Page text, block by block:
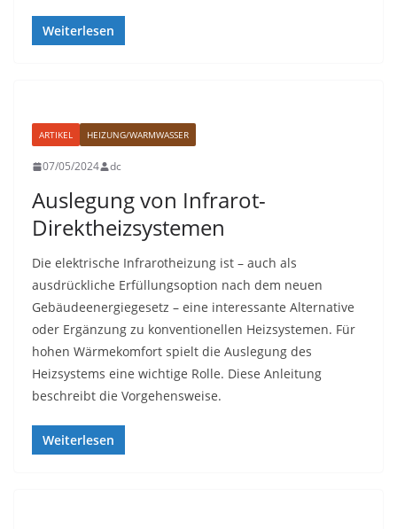
Weiterlesen
ARTIKEL HEIZUNG/WARMWASSER
07/05/2024 dc
Auslegung von Infrarot-
Direktheizsystemen
Die elektrische Infrarotheizung ist – auch als
ausdrückliche Erfüllungsoption nach dem neuen
Gebäudeenergiegesetz – eine interessante Alternative
oder Ergänzung zu konventionellen Heizsystemen. Für
hohen Wärmekomfort spielt die Auslegung des
Heizsystems eine wichtige Rolle. Diese Anleitung
beschreibt die Vorgehensweise.
Weiterlesen